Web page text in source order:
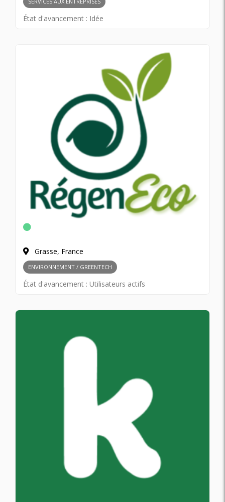
État d'avancement : Idée
Grasse, France
ENVIRONNEMENT / GREENTECH
État d'avancement : Utilisateurs actifs